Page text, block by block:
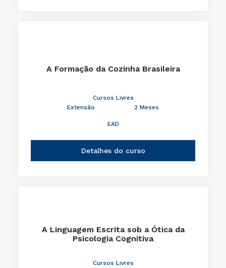
A Formação da Cozinha Brasileira
Cursos Livres
Extensão
2 Meses
EAD
Detalhes do curso
A Linguagem Escrita sob a Ótica da
Psicologia Cognitiva
Cursos Livres